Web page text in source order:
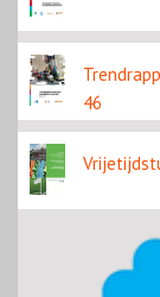
46